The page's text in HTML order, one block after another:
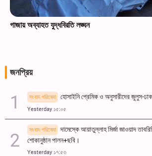
গাজায় অব্যাহত যুদ্ধবিরতি লঙ্ঘন
জনপ্রিয়
সংবাদ পরিষেবা হোসাইনি প্রেমিক ও অনুসারীদের জুলুস-
Yesterday ১৫:০৫
সংবাদ পরিষেবা
দামেস্কে আয়াতুল্লাহ মির্জা জাওয়াদ
শোকানুষ্ঠান পালন+ছবি।
Yesterday ১৭:৫৩